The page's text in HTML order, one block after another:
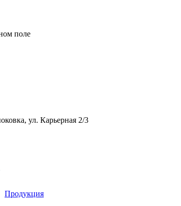
поле
ул. Карьерная 2/3
Продукция